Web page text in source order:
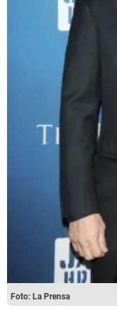
Foto: La Prensa